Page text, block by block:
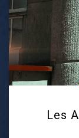
Les